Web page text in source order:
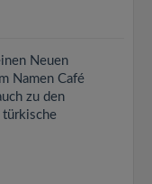
Neuen
Namen Café
zu den
türkische